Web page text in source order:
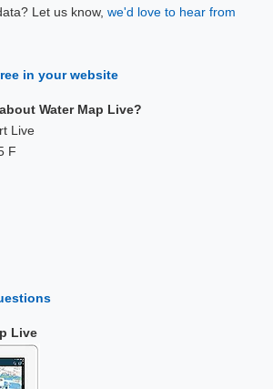
Let us know, we'd love to hear from
in your website
Water Map Live?
Live
F
Live